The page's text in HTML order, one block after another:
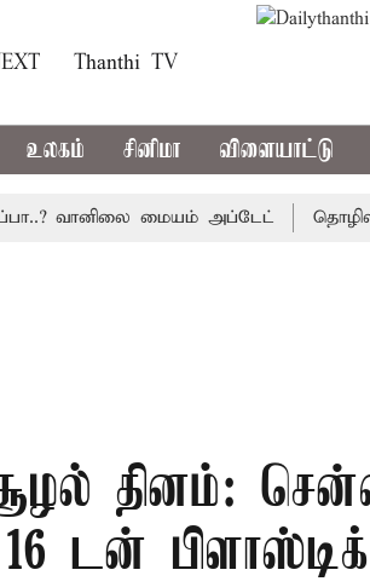
Thanthi TV
உலகம் சினிமா விளையாட்டு
வானிலை மையம் அப்டேட் தொழிலில்
தினம்:
டன் பிளாஸ்டிக்